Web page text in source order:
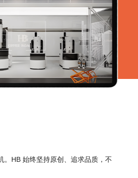
。HB 始终坚持原创、追求品质，不